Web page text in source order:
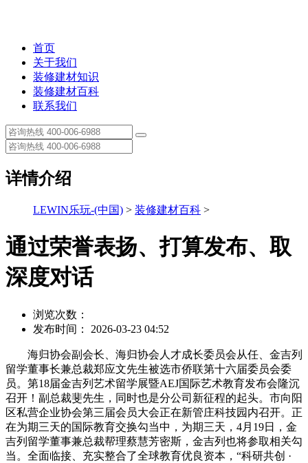
首页
关于我们
装修建材知识
装修建材百科
联系我们
详情介绍
LEWIN乐玩-(中国) > 装修建材百科 >
通过荣誉表扬、打算发布、取
深度对话
浏览次数：
发布时间： 2026-03-23 04:52
海归协会副会长、海归协会人才成长委员会从任、金吉列
留学董事长兼总裁郑应文先生被选市侨联第十六届委员会委
员。第18届金吉列艺术留学展暨AEJ国际艺术教育发布会隆沉
召开！副总裁斐先生，同时也是分公司新征程的起头。市向阳
区私营企业协会第三届会员大会正在新管庄科技园内召开。正
在为期三天的国际教育交换勾当中，为期三天，4月19日，金
吉列留学董事兼总裁帮理蔡慧芳密斯，金吉列也将参取相关勾
当。全面临接、充实整合了全球教育优良资本，“科研共创 ·